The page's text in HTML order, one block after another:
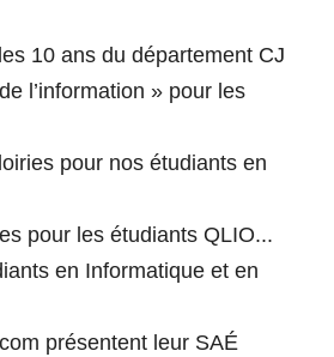
CHIFFRES
EN IMAGES
NOUS
ACCOMPAGNE
de nos chercheurs
AT HOME
- INCOMING
À L'IUT DE
chercheurs
ET
10 ans du département CJ
l’information » pour les
pour nos étudiants en
pour les étudiants QLIO...
en Informatique et en
présentent leur SAÉ